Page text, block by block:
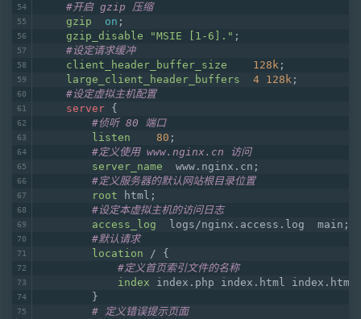
#开启 gzip 压缩
gzip
on ;
gzip_disable
"MSIE [1-6]." ;
#设定请求缓冲
client_header_buffer_size
128k ;
large_client_header_buffers
4 128k ;
#设定虚拟主机配置
server {
#侦听 80 端口
listen
80 ;
#定义使用 www.nginx.cn 访问
server_name
  www.nginx.cn;
#定义服务器的默认网站根目录位置
root html;
#设定本虚拟主机的访问日志
access_log
  logs/nginx.access.log  main;
#默认请求
location / {
#定义首页索引文件的名称
index index.php index.html index.htm;
        }
# 定义错误提示页面